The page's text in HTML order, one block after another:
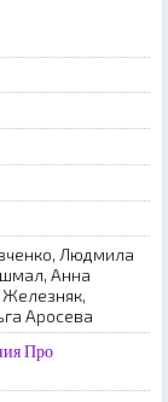
Людмила
Анна
Аросева
Про